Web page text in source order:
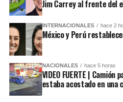
Jim Carrey al frente del
INTERNACIONALES hace 2
México y Perú
NACIONALES hace 5 horas
VIDEO FUERTE |
estaba acostado en una